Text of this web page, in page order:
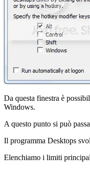
Da questa finestra è
Windows.
A questo punto si può
Il programma Desktops
Elenchiamo i limiti